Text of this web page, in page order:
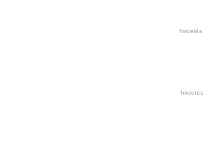
hirdetés:
hirdetés